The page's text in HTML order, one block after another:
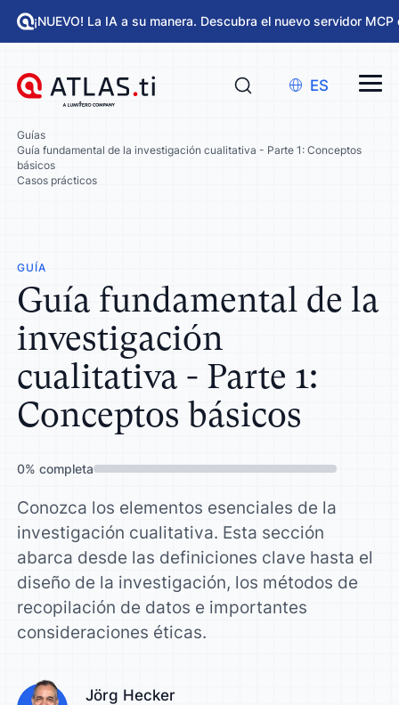
¡NUEVO! La IA a su manera. Descubra el nuevo servidor
ES
Guías
Guía fundamental de la investigación cualitativa - Parte 1: Conceptos
básicos
Casos prácticos
GUÍA
Guía fundamental de la
investigación
cualitativa - Parte 1:
Conceptos básicos
0%completa
Conozca los elementos esenciales de la
investigación cualitativa. Esta sección
abarca desde las definiciones clave hasta el
diseño de la investigación, los métodos de
recopilación de datos e importantes
consideraciones éticas.
Jörg Hecker